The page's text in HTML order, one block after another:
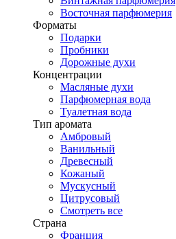
Восточная парфюмерия
Форматы
Подарки
Пробники
Дорожные духи
Концентрации
Масляные духи
Парфюмерная вода
Туалетная вода
Тип аромата
Амбровый
Ванильный
Древесный
Кожаный
Мускусный
Цитрусовый
Смотреть все
Страна
Франция